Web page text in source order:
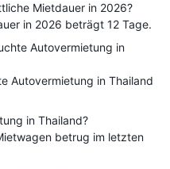
Mietdauer in 2026?
in 2026 beträgt 12 Tage.
Autovermietung in
Autovermietung in Thailand
in Thailand?
betrug im letzten